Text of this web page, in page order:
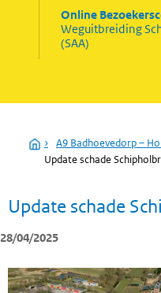
Online
Weguitbreiding
(SAA)
Home
› A9 Badhoevedorp –
Update schade
Update schade
28/04/2025